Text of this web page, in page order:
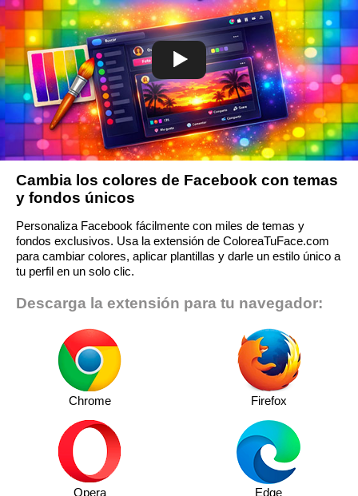
Cambia los colores de Facebook con temas
y fondos únicos
Personaliza Facebook fácilmente con miles de temas y
fondos exclusivos. Usa la extensión de ColoreaTuFace.com
para cambiar colores, aplicar plantillas y darle un estilo único a
tu perfil en un solo clic.
Descarga la extensión para tu navegador:
Chrome Firefox
Opera Edge